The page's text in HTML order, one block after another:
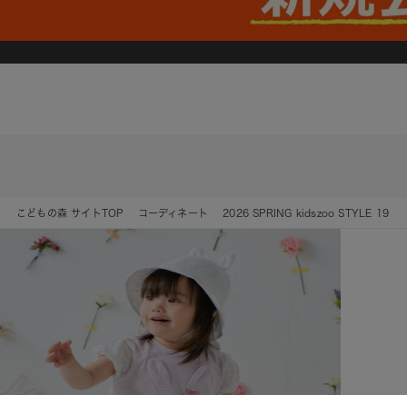
こどもの森 サイトTOP コーディネート 2026 SPRING kidszoo STYLE 19